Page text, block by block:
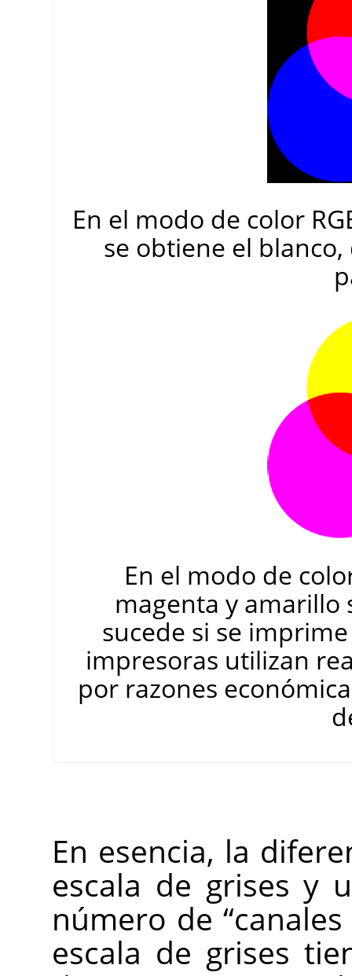
En el modo de color
se obtiene el
En el modo de
magenta y amarillo
sucede si se
impresoras utilizan
por razones
En esencia, la
escala de grises y
número de “
escala de grises